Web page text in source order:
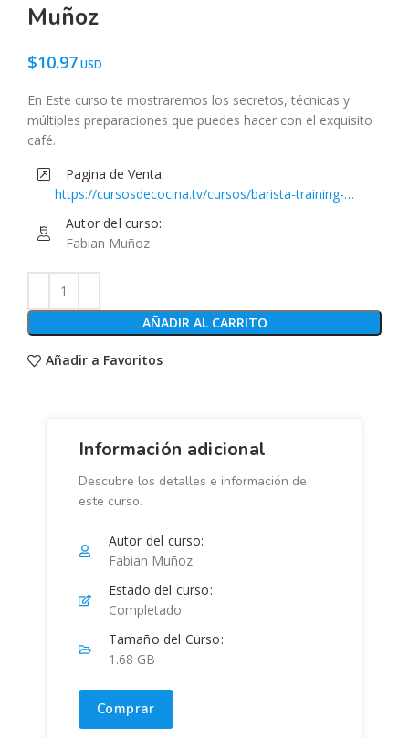
Muñoz
$10.97
En Este curso te mostraremos los secretos, técnicas y
múltiples preparaciones que puedes hacer con el exquisito
café.
Pagina de Venta:
https://cursosdecocina.tv/cursos/barista-training-
Autor del curso:
Fabian Muñoz
AÑADIR AL CARRITO
Añadir a Favoritos
Información adicional
Descubre los detalles e información de
este curso.
Autor del curso:
Fabian Muñoz
Estado del curso:
Completado
Tamaño del Curso:
1.68 GB
Comprar